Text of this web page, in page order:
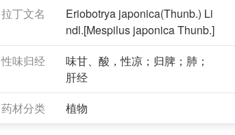
拉丁文名
Eriobotrya japonica(Thunb.) Li
ndl.[Mespilus japonica Thunb.]
性味归经
味甘、酸，性凉；归脾；肺；
肝经
药材分类 植物